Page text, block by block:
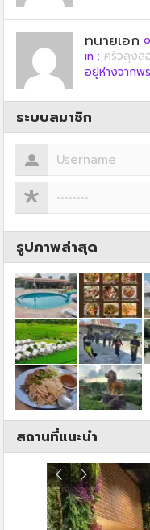
ทนายเอก
in : ครัวลุงล
อยู่ห่างจากพ
ระบบสมาชิก
รูปภาพล่าสุด
สถานที่แนะนำ